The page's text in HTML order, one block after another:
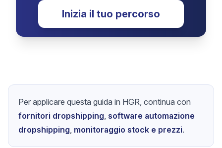
Inizia il tuo percorso
Per applicare questa guida in HGR, continua con
fornitori dropshipping, software automazione
dropshipping, monitoraggio stock e prezzi.